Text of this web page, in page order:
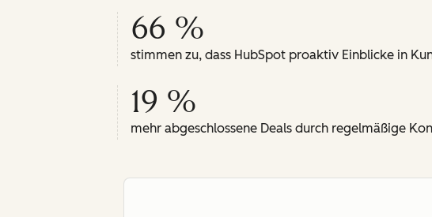
66 %
stimmen zu, dass HubSpot proaktiv Einblicke in
19 %
mehr abgeschlossene Deals durch regelmäßige